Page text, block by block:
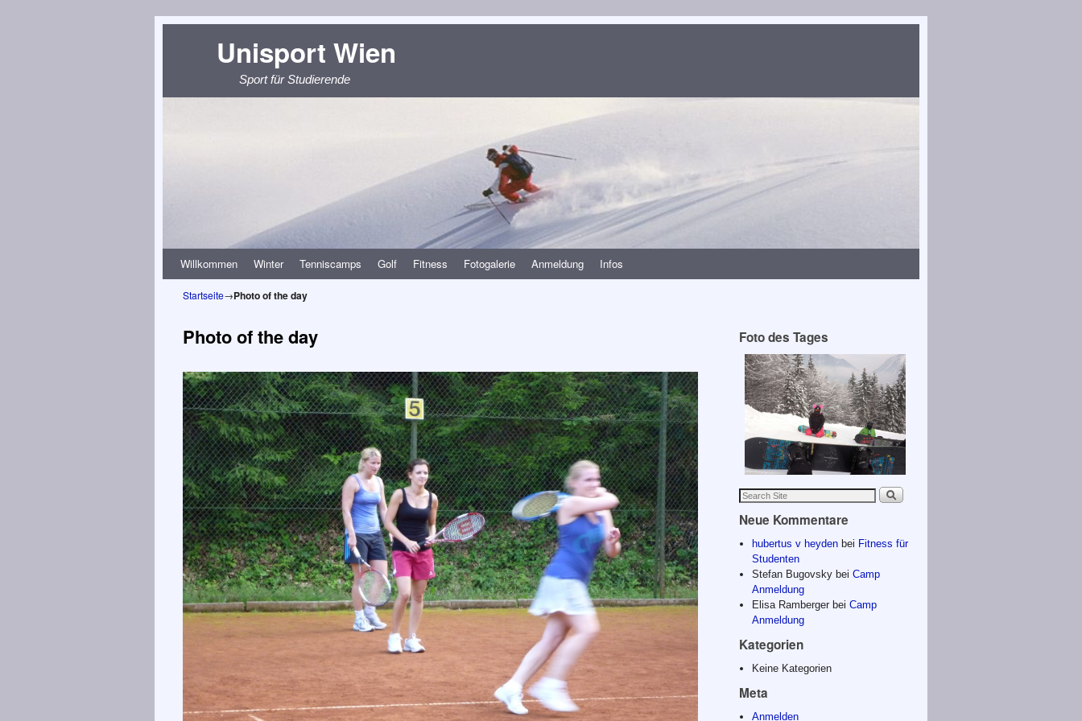
Unisport Wien
Sport für Studierende
Willkommen Winter Tenniscamps Golf Fitness Fotogalerie Anmeldung Infos
Startseite→Photo of the day
Photo of the day Foto des Tages
Neue Kommentare
hubertus v heydenbei Fitness für
Studenten
Stefan Bugovskybei Camp
Anmeldung
Elisa Rambergerbei Camp
Anmeldung
Kategorien
Keine Kategorien
Meta
Anmelden